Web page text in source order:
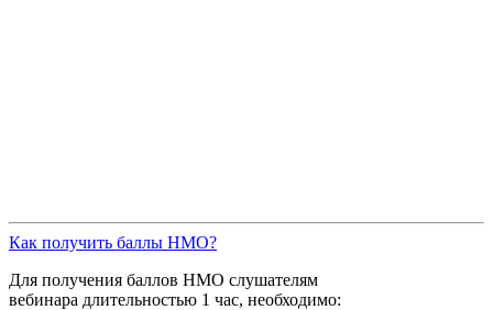
Как получить баллы НМО?
Для получения баллов НМО слушателям
вебинара длительностью 1 час, необходимо: